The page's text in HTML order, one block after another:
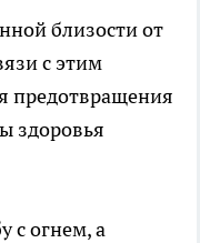
близости от
с этим
предотвращения
здоровья
с огнем, а